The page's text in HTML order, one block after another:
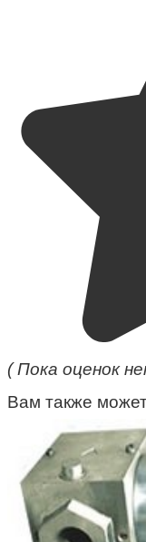
( Пока оценок
Вам также